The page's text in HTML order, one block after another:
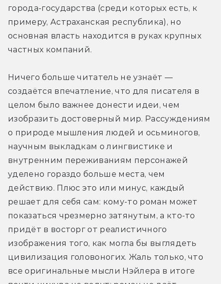
города-государства (среди которых есть, к
примеру, Астраханская республика), но
основная власть находится в руках крупных
частных компаний.
Ничего больше читатель не узнаёт —
создаётся впечатление, что для писателя в
изобразить достоверный мир. Рассуждениям
о природе мышления людей и осьминогов,
научным выкладкам о лингвистике и
внутренним переживаниям персонажей
уделено гораздо больше места, чем
действию. Плюс это или минус, каждый
решает для себя сам: кому-то роман может
показаться чрезмерно затянутым, а кто-то
придёт в восторг от реалистичного
изображения того, как могла бы выглядеть
цивилизация головоногих. Жаль только, что
все оригинальные мысли Нэйлера в итоге